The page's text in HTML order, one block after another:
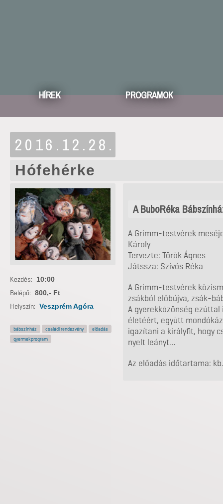
HÍREK PROGRAMOK
2016.12.28.
Hófehérke
A BuboRéka
A Grimm-testvérek
Károly
Tervezte: Török Ágnes
Játssza: Szívós Réka
A Grimm-testvérek
zsákból előbújva, zsák-
A gyerekközönség
életéért, együtt
igazítani a királyfit, hogy
nyelt leányt…
Az előadás időtartama:
Kezdés: 10:00
Belépő: 800,- Ft
Helyszín: Veszprém Agóra
bábszínház családi rendezvény
előadás
gyermekprogram